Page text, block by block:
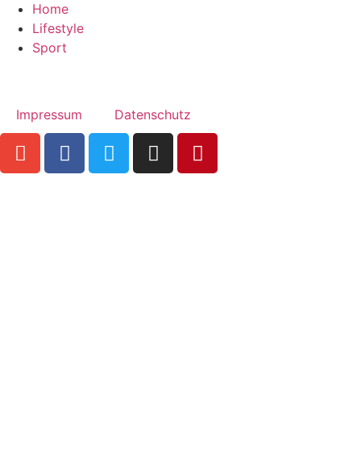
Home
Lifestyle
Sport
Impressum Datenschutz